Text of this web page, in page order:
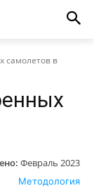
самолетов в
Февраль 2023
Методология